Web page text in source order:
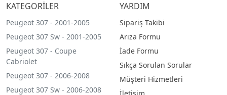
KATEGORİLER
Peugeot 307 - 2001-2005
Peugeot 307 Sw - 2001-2005
Peugeot 307 - Coupe
Cabriolet
Peugeot 307 - 2006-2008
Peugeot 307 Sw - 2006-2008
YARDIM
Sipariş Takibi
Arıza Formu
İade Formu
Sıkça Sorulan Sorular
Müşteri Hizmetleri